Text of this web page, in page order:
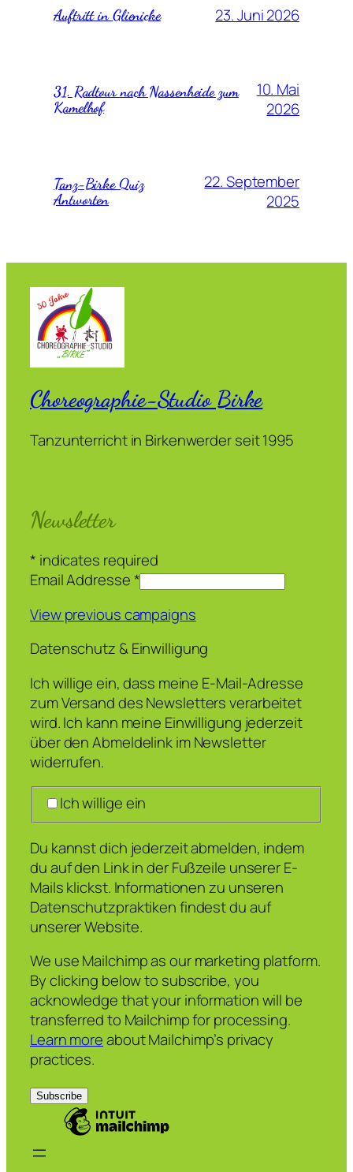
Auftritt in Glienicke 23. Juni 2026
31. Radtour nach Nassenheide zum
Kamelhof
10. Mai
2026
Tanz-Birke Quiz
Antworten
22. September
2025
Choreographie-Studio Birke
Tanzunterricht in Birkenwerder seit 1995
Newsletter
* indicates required
Email Addresse*
View previous campaigns
Datenschutz & Einwilligung
Ich willige ein, dass meine E-Mail-Adresse
zum Versand des Newsletters verarbeitet
wird. Ich kann meine Einwilligung jederzeit
über den Abmeldelink im Newsletter
widerrufen.
Ich willige ein
Du kannst dich jederzeit abmelden, indem
du auf den Link in der Fußzeile unserer E-
Mails klickst. Informationen zu unseren
Datenschutzpraktiken findest du auf
unserer Website.
We use Mailchimp as our marketing platform.
By clicking below to subscribe, you
acknowledge that your information will be
transferred to Mailchimp for processing.
Learn moreabout Mailchimp’s privacy
practices.